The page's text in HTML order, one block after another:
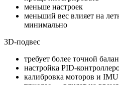
меньше настроек
меньший вес влияет на
минимально
3D-подвес
требует более точной
настройка PID-
калибровка моторов и IMU